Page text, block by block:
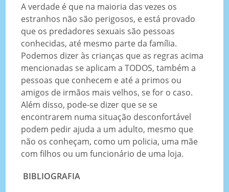
A verdade é que na maioria das vezes os
estranhos não são perigosos, e está provado
que os predadores sexuais são pessoas
conhecidas, até mesmo parte da família.
Podemos dizer às crianças que as regras acima
mencionadas se aplicam a TODOS, também a
pessoas que conhecem e até a primos ou
amigos de irmãos mais velhos, se for o caso.
Além disso, pode-se dizer que se se
encontrarem numa situação desconfortável
podem pedir ajuda a um adulto, mesmo que
não os conheçam, como um policia, uma mãe
com filhos ou um funcionário de uma loja.
BIBLIOGRAFIA